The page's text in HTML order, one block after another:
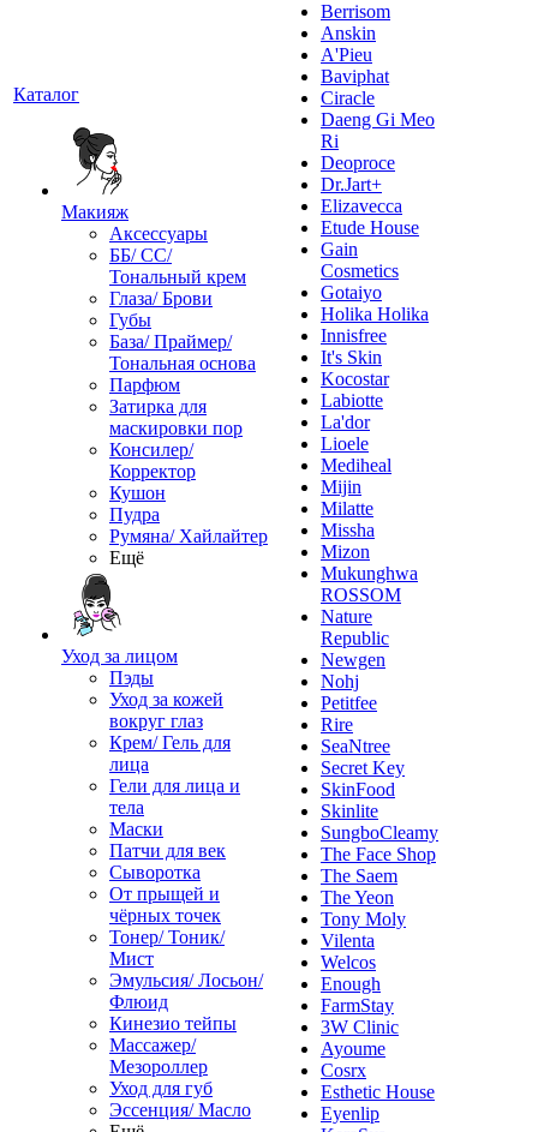
Каталог
Макияж
Аксессуары
ББ/ СС/
Тональный крем
Глаза/ Брови
Губы
База/ Праймер/
Тональная основа
Парфюм
Затирка для
маскировки пор
Консилер/
Корректор
Кушон
Пудра
Румяна/ Хайлайтер
Ещё
Уход за лицом
Пэды
Уход за кожей
вокруг глаз
Крем/ Гель для
лица
Гели для лица и
тела
Маски
Патчи для век
Сыворотка
От прыщей и
чёрных точек
Тонер/ Тоник/
Мист
Эмульсия/ Лосьон/
Флюид
Кинезио тейпы
Массажер/
Мезороллер
Уход для губ
Эссенция/ Масло
Berrisom
Anskin
A'Pieu
Baviphat
Ciracle
Daeng Gi Meo
Ri
Deoproce
Dr.Jart+
Elizavecca
Etude House
Gain
Cosmetics
Gotaiyo
Holika Holika
Innisfree
It's Skin
Kocostar
Labiotte
La'dor
Lioele
Mediheal
Mijin
Milatte
Missha
Mizon
Mukunghwa
ROSSOM
Nature
Republic
Newgen
Nohj
Petitfee
Rire
SeaNtree
Secret Key
SkinFood
Skinlite
SungboCleamy
The Face Shop
The Saem
The Yeon
Tony Moly
Vilenta
Welcos
Enough
FarmStay
3W Clinic
Ayoume
Cosrx
Esthetic House
Eyenlip